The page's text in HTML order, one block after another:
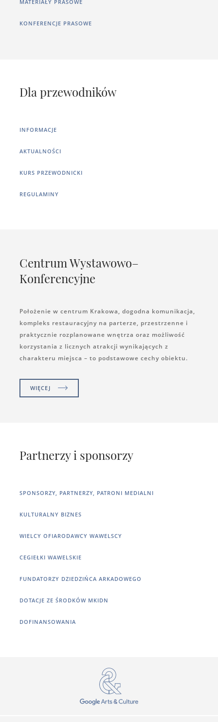
MATERIAŁY PRASOWE
KONFERENCJE PRASOWE
Dla przewodników
INFORMACJE
AKTUALNOŚCI
KURS PRZEWODNICKI
REGULAMINY
Centrum Wystawowo–
Konferencyjne
Położenie w centrum Krakowa, dogodna komunikacja,
kompleks restauracyjny na parterze, przestrzenne i
praktycznie rozplanowane wnętrza oraz możliwość
korzystania z licznych atrakcji wynikających z
charakteru miejsca – to podstawowe cechy obiektu.
WIĘCEJ
Partnerzy i sponsorzy
SPONSORZY, PARTNERZY, PATRONI MEDIALNI
KULTURALNY BIZNES
WIELCY OFIARODAWCY WAWELSCY
CEGIEŁKI WAWELSKIE
FUNDATORZY DZIEDZIŃCA ARKADOWEGO
DOTACJE ZE ŚRODKÓW MKIDN
DOFINANSOWANIA